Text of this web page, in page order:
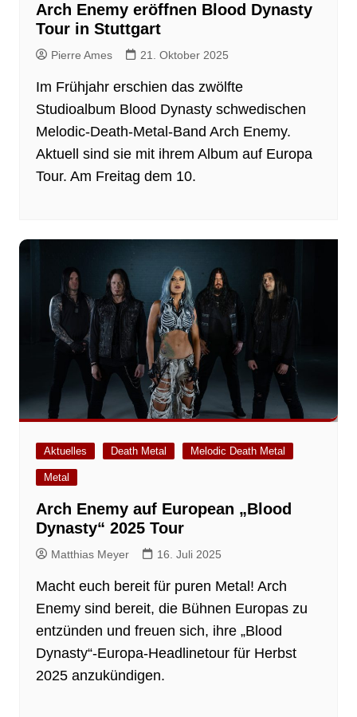
Arch Enemy eröffnen Blood Dynasty
Tour in Stuttgart
Pierre Ames 21. Oktober 2025
Im Frühjahr erschien das zwölfte
Studioalbum Blood Dynasty schwedischen
Melodic-Death-Metal-Band Arch Enemy.
Aktuell sind sie mit ihrem Album auf Europa
Tour. Am Freitag dem 10.
Aktuelles Death Metal Melodic Death Metal
Metal
Arch Enemy auf European „Blood
Dynasty“ 2025 Tour
Matthias Meyer 16. Juli 2025
Macht euch bereit für puren Metal! Arch
Enemy sind bereit, die Bühnen Europas zu
entzünden und freuen sich, ihre „Blood
Dynasty“-Europa-Headlinetour für Herbst
2025 anzukündigen.